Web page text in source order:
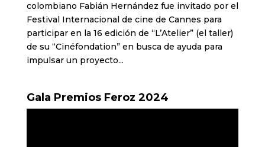
colombiano Fabián Hernández fue invitado por el
Festival Internacional de cine de Cannes para
participar en la 16 edición de “L’Atelier” (el taller)
de su “Cinéfondation” en busca de ayuda para
impulsar un proyecto...
Gala Premios Feroz 2024